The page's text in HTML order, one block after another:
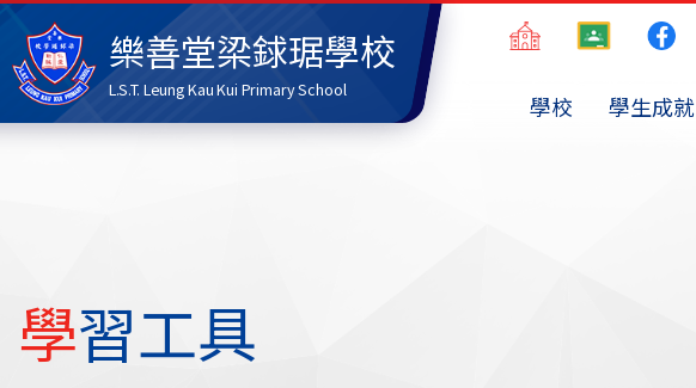
樂善堂梁銶琚學校
L.S.T. Leung Kau Kui Primary School
學校 學生成就
學習工具